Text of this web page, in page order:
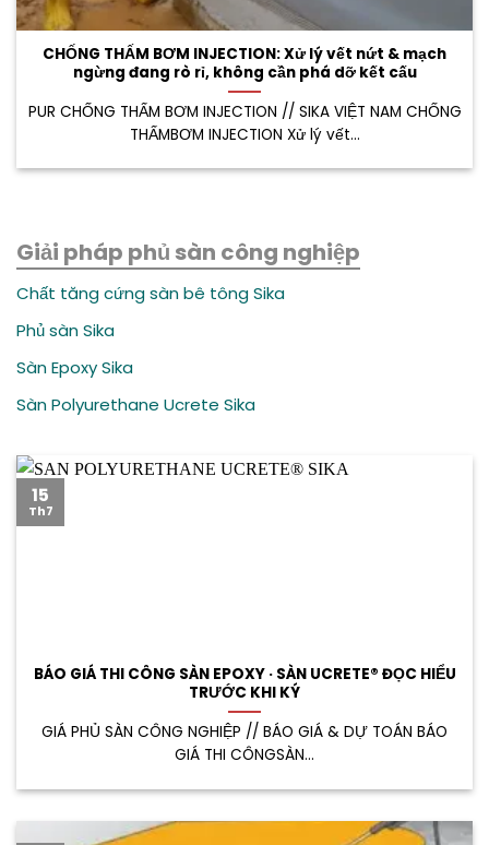
CHỐNG THẤM BƠM INJECTION: Xử lý vết nứt & mạch
ngừng đang rò rỉ, không cần phá dỡ kết cấu
PUR CHỐNG THẤM BƠM INJECTION // SIKA VIỆT NAM CHỐNG
THẤMBƠM INJECTION Xử lý vết...
Giải pháp phủ sàn công nghiệp
Chất tăng cứng sàn bê tông Sika
Phủ sàn Sika
Sàn Epoxy Sika
Sàn Polyurethane Ucrete Sika
BÁO GIÁ THI CÔNG SÀN EPOXY · SÀN UCRETE® ĐỌC HIỂU
TRƯỚC KHI KÝ
GIÁ PHỦ SÀN CÔNG NGHIỆP // BÁO GIÁ & DỰ TOÁN BÁO
GIÁ THI CÔNGSÀN...
15
Th7